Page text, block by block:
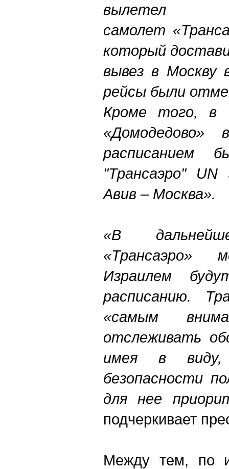
вылетел
самолет
который
вывез в Москву
рейсы были
Кроме того, в
расписанием
"Трансаэро"
Авив – Москва».
«В
«Трансаэро»
Израилем
расписанию.
«самым
отслеживать
имея в виду,
безопасности
для нее
подчеркивает
Между тем, по